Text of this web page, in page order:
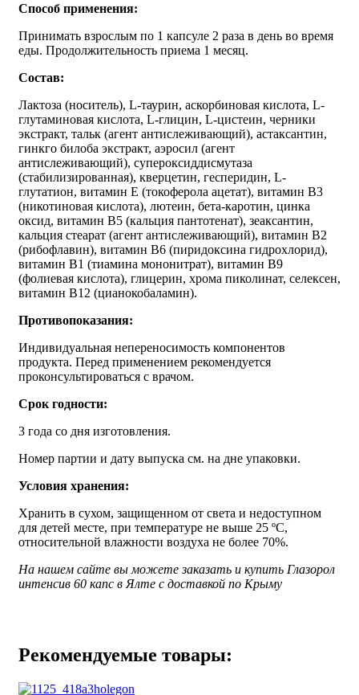
Способ применения:
Принимать взрослым по 1 капсуле 2 раза в день во время
еды. Продолжительность приема 1 месяц.
Состав:
Лактоза (носитель), L-таурин, аскорбиновая кислота, L-
глутаминовая кислота, L-глицин, L-цистеин, черники
экстракт, тальк (агент антислеживающий), астаксантин,
гинкго билоба экстракт, аэросил (агент
антислеживающий), супероксиддисмутаза
(стабилизированная), кверцетин, гесперидин, L-
глутатион, витамин Е (токоферола ацетат), витамин В3
(никотиновая кислота), лютеин, бета-каротин, цинка
оксид, витамин В5 (кальция пантотенат), зеаксантин,
кальция стеарат (агент антислеживающий), витамин В2
(рибофлавин), витамин В6 (пиридоксина гидрохлорид),
витамин В1 (тиамина мононитрат), витамин В9
(фолиевая кислота), глицерин, хрома пиколинат, селексен,
витамин В12 (цианокобаламин).
Противопоказания:
Индивидуальная непереносимость компонентов
продукта. Перед применением рекомендуется
проконсультироваться с врачом.
Срок годности:
3 года со дня изготовления.
Номер партии и дату выпуска см. на дне упаковки.
Условия хранения:
Хранить в сухом, защищенном от света и недоступном
для детей месте, при температуре не выше 25 ºС,
относительной влажности воздуха не более 70%.
На нашем сайте вы можете заказать и купить Глазорол
интенсив 60 капс в Ялте с доставкой по Крыму
Рекомендуемые товары: